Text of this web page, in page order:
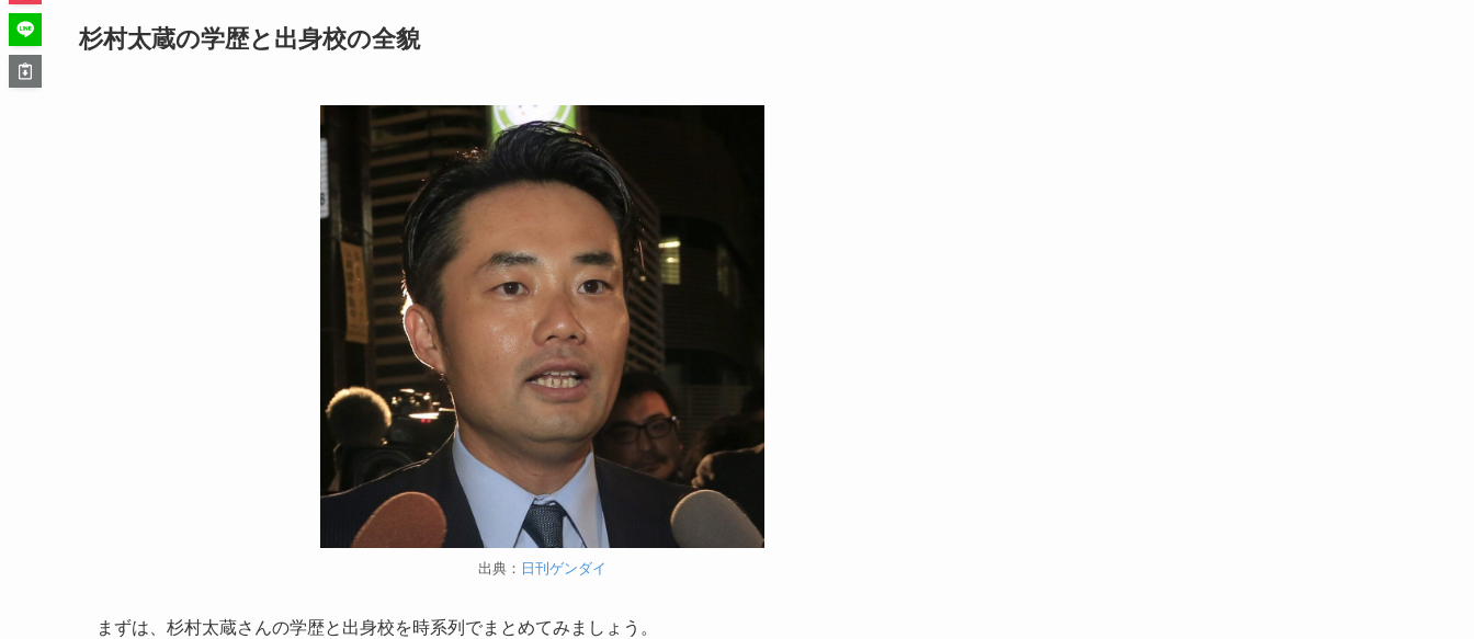
杉村太蔵の学歴と出身校の全貌
出典： 日刊ゲンダイ
まずは、杉村太蔵さんの学歴と出身校を時系列でまとめてみましょう。